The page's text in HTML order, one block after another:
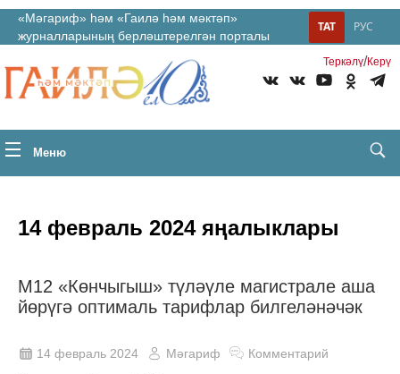
«Мәгариф» һәм «Гаилә һәм мәктәп»
журналларының берләштерелгән порталы
РУС
ТАТ
Теркəлү/Керү
Меню
14 февраль 2024 яңалыклары
М12 «Көнчыгыш» түләүле магистрале аша
йөрүгә оптималь тарифлар билгеләнәчәк
14 февраль 2024 Мәгариф Комментарий